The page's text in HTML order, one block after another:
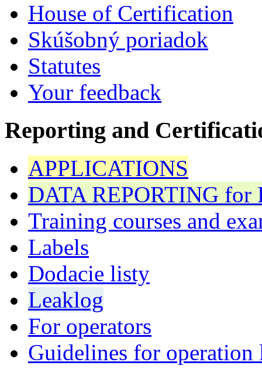
House of Certification
Skúšobný poriadok
Statutes
Your feedback
Reporting and
APPLICATIONS
DATA REPORTING for
Training courses and
Labels
Dodacie listy
Leaklog
For operators
Guidelines for operation